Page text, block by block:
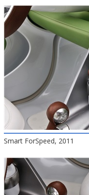
Smart ForSpeed, 2011